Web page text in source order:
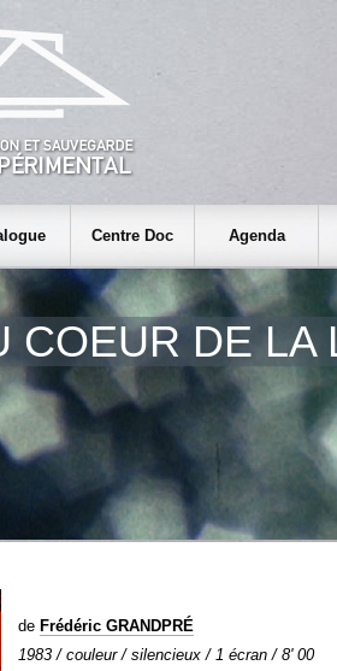
Centre Doc Agenda
COEUR DE LA
de Frédéric GRANDPRÉ
1983 / couleur / silencieux / 1 écran / 8' 00